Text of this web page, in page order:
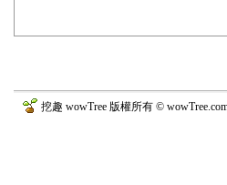
挖趣 wowTree 版權所有 ©